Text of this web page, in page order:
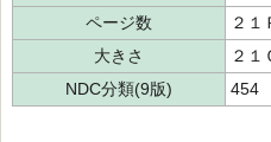
ページ数
２１
大きさ
２１
NDC分類(9版)
454